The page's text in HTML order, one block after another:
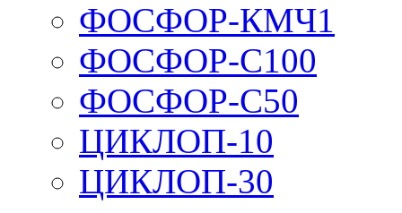
ФОСФОР-КМЧ1
ФОСФОР-С100
ФОСФОР-С50
ЦИКЛОП-10
ЦИКЛОП-30